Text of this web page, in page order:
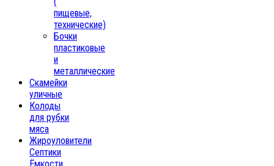
пищевые,
технические)
Бочки
пластиковые
и
металлические
Скамейки
уличные
Колоды
для рубки
мяса
Жироуловители
Септики